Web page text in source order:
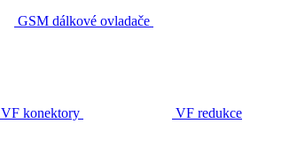
GSM dálkové ovladače
VF konektory VF redukce